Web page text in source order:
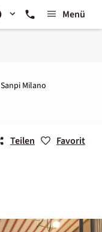
Menü
Sanpi Milano
Teilen Favorit